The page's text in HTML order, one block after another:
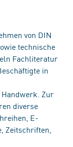
von DIN
technische
Fachliteratur
in
Zur
diverse
E-
Zeitschriften,